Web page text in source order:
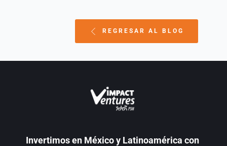
REGRESAR AL BLOG
Invertimos en México y Latinoamérica con